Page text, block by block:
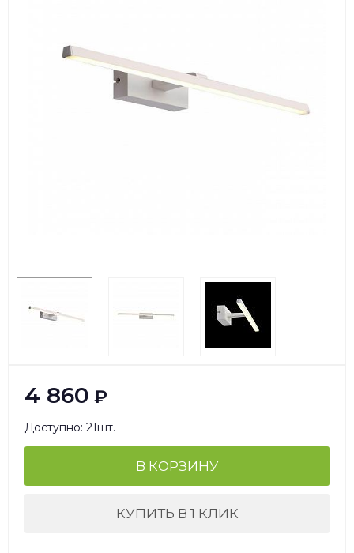
4 860 ₽
Доступно: 21шт.
В КОРЗИНУ
КУПИТЬ В 1 КЛИК